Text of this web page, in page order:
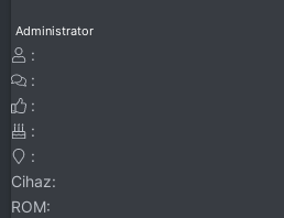
Administrator
Cihaz
ROM